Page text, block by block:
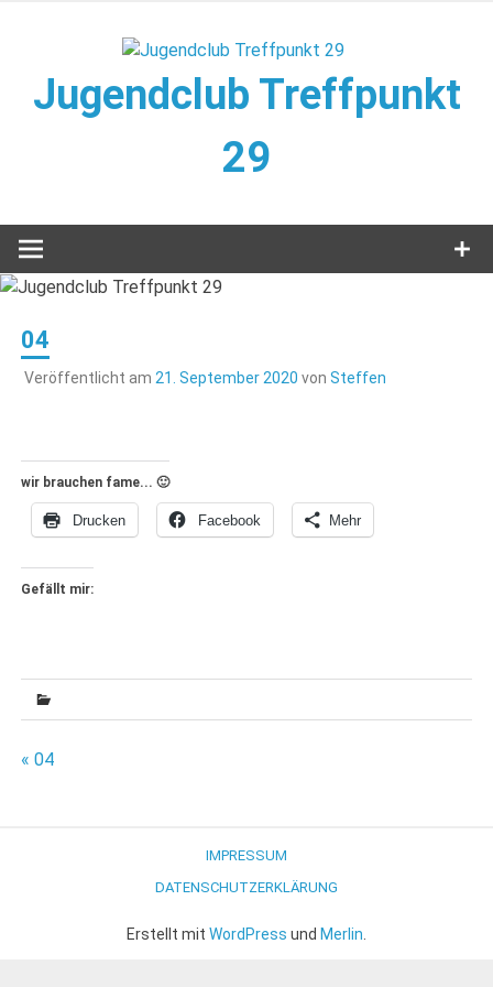
Jugendclub Treffpunkt
29
04
Veröffentlicht am 21. September 2020 von Steffen
wir brauchen fame... 🙂
Drucken Facebook Mehr
Gefällt mir:
Beitragsnavigation
« 04
IMPRESSUM
DATENSCHUTZERKLÄRUNG
Erstellt mit WordPress und Merlin